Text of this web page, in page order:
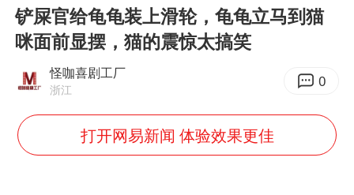
台当局重金为“台独”织“皇帝新衣”
白海豚将正面袭击贯穿浙江
酒店回应车内过夜被收150元
全民健身事业高质量发展
铲屎官给龟龟装上滑轮，龟龟立马到猫
咪面前显摆，猫的震惊太搞笑
怪咖喜剧工厂
浙江 0
打开网易新闻 体验效果更佳